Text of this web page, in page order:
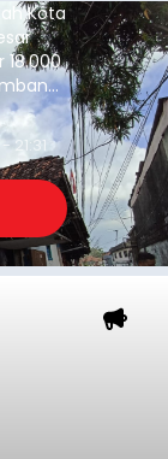
Kota
18.000
21:31